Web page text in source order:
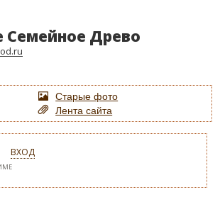
Семейное Древо
Старые фото
Лента сайта
ВХОД